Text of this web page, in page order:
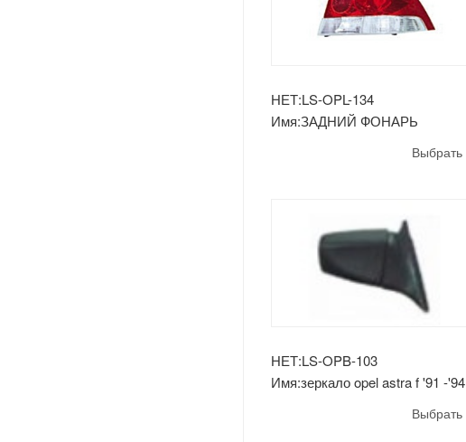
НЕТ:LS-OPL-134
Имя:ЗАДНИЙ ФОНАРЬ
Выбрать
НЕТ:LS-OPB-103
Имя:зеркало opel astra f '91 -'94
Выбрать